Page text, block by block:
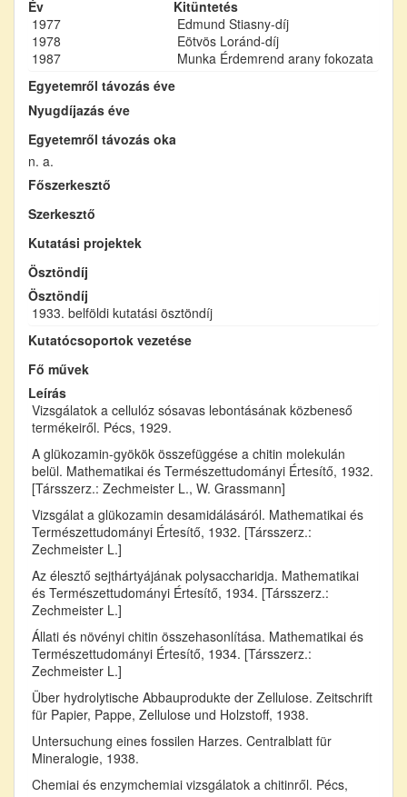
Év
Kitüntetés
1977
Edmund Stiasny-díj
1978
Eötvös Loránd-díj
1987
Munka Érdemrend arany fokozata
Egyetemről távozás éve
Nyugdíjazás éve
Egyetemről távozás oka
n. a.
Főszerkesztő
Szerkesztő
Kutatási projektek
Ösztöndíj
Ösztöndíj
1933. belföldi kutatási ösztöndíj
Kutatócsoportok vezetése
Fő művek
Leírás
Vizsgálatok a cellulóz sósavas lebontásának közbeneső
termékeiről. Pécs, 1929.
A glükozamin-gyökök összefüggése a chitin molekulán
belül. Mathematikai és Természettudományi Értesítő, 1932.
[Társszerz.: Zechmeister L., W. Grassmann]
Vizsgálat a glükozamin desamidálásáról. Mathematikai és
Természettudományi Értesítő, 1932. [Társszerz.:
Zechmeister L.]
Az élesztő sejthártyájának polysaccharidja. Mathematikai
és Természettudományi Értesítő, 1934. [Társszerz.:
Zechmeister L.]
Állati és növényi chitin összehasonlítása. Mathematikai és
Természettudományi Értesítő, 1934. [Társszerz.:
Zechmeister L.]
Über hydrolytische Abbauprodukte der Zellulose. Zeitschrift
für Papier, Pappe, Zellulose und Holzstoff, 1938.
Untersuchung eines fossilen Harzes. Centralblatt für
Mineralogie, 1938.
Chemiai és enzymchemiai vizsgálatok a chitinről. Pécs,